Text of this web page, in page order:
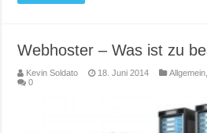
Webhoster – Was ist zu
Kevin Soldato 18. Juni 2014 Allgemein
0